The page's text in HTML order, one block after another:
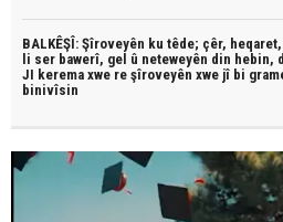
BALKÊŞÎ: Şîroveyên ku têde; çêr,
li ser bawerî, gel û neteweyên din hebin,
JI kerema xwe re şîroveyên xwe jî bi
binivîsin